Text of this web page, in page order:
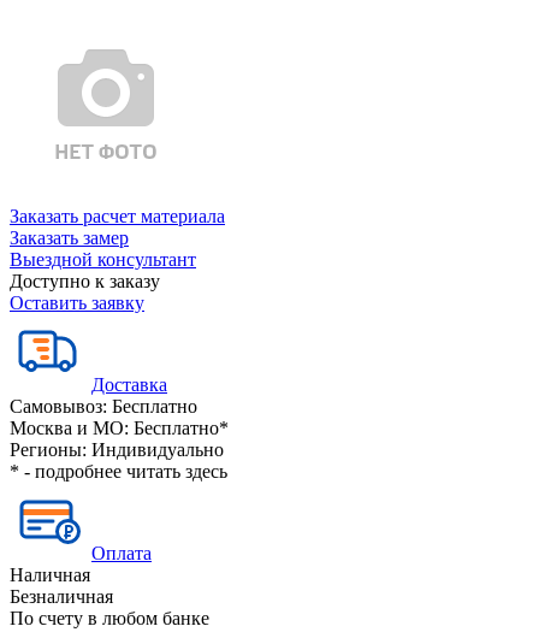
Заказать расчет материала
Заказать замер
Выездной консультант
Доступно к заказу
Оставить заявку
Доставка
Самовывоз: Бесплатно
Москва и МО: Бесплатно*
Регионы: Индивидуально
* - подробнее читать здесь
Оплата
Наличная
Безналичная
По счету в любом банке